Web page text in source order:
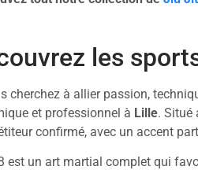
les
cherchez à allier passion,
et professionnel à Lille. Situé
confirmé, avec un accent
est un art martial complet qui